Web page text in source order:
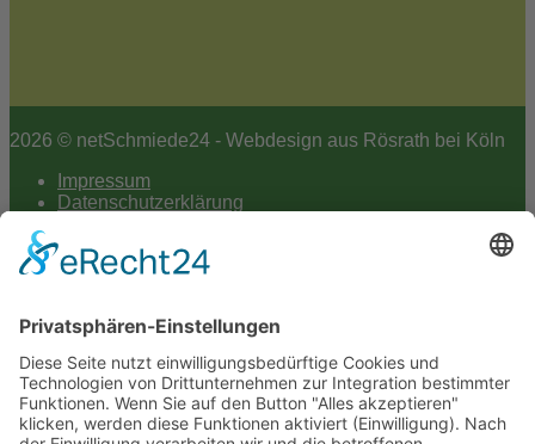
2026 © netSchmiede24 - Webdesign aus Rösrath bei Köln
Impressum
Datenschutzerklärung
Cookie-Einstellungen
to
top